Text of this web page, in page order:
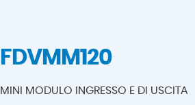
FDVMM120
MINI MODULO INGRESSO E DI USCITA